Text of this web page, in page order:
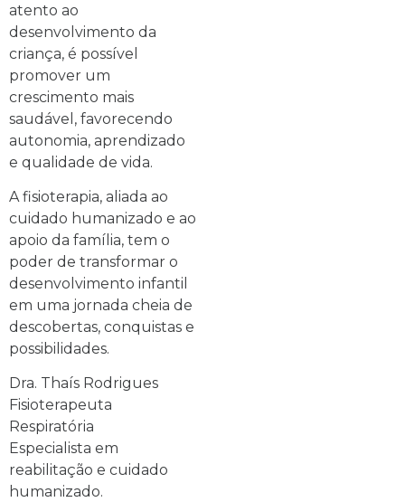
atento ao
desenvolvimento da
criança, é possível
promover um
crescimento mais
saudável, favorecendo
autonomia, aprendizado
e qualidade de vida.
A fisioterapia, aliada ao
cuidado humanizado e ao
apoio da família, tem o
poder de transformar o
desenvolvimento infantil
em uma jornada cheia de
descobertas, conquistas e
possibilidades.
Dra. Thaís Rodrigues
Fisioterapeuta
Respiratória
Especialista em
reabilitação e cuidado
humanizado.